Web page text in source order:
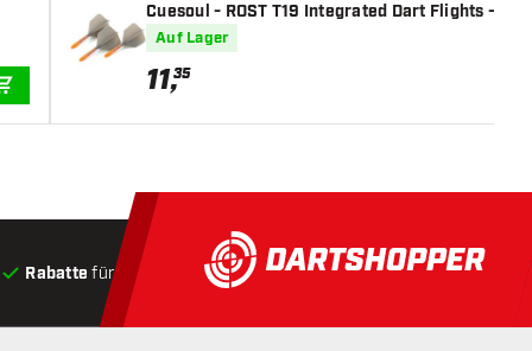
IN DEN WARENKORB
Cuesoul - ROST T19 Integrated Dart Flights -
Auf Lager
11,35
Rabatte für Kunden Produkte auf Lager, Versand